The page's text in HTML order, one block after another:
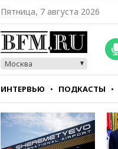
Пятница, 7 августа 2026
Москва
ИНТЕРВЬЮ ПОДКАСТЫ
СТИЛЬ ТЕСТЫ